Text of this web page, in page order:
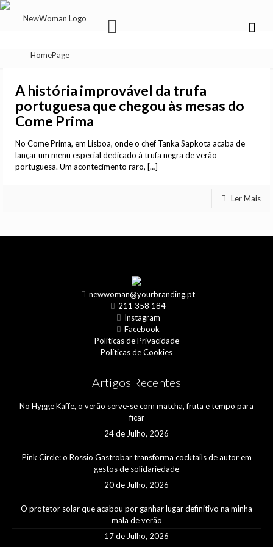
A história improvável da trufa
portuguesa que chegou às mesas do
Come Prima
No Come Prima, em Lisboa, onde o chef Tanka Sapkota acaba de
lançar um menu especial dedicado à trufa negra de verão
portuguesa. Um acontecimento raro, […]
Ler Mais
newwoman@yourbranding.pt
211 358 184
Instagram
Facebook
Políticas de Privacidade
Políticas de Cookies
Artigos Recentes
No Hygge Kaffe, o verão serve-se com matcha, fruta e tempo para
ficar
24 de Julho, 2026
Pink Circle: o Rossio Gastrobar transforma cocktails de autor em
gestos de solidariedade
20 de Julho, 2026
O protetor solar que acabou por ganhar lugar definitivo na minha
mala de verão
17 de Julho, 2026